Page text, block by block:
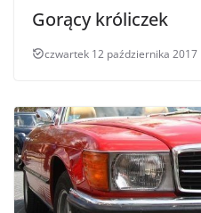
Gorący króliczek
czwartek 12 października 2017